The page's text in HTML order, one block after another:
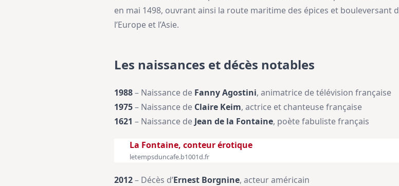
en mai 1498, ouvrant ainsi la route maritime des épices et bouleversant
l’Europe et l’Asie.
Les naissances et décès notables
1988– Naissance de Fanny Agostini, animatrice de télévision française
1975– Naissance de Claire Keim, actrice et chanteuse française
1621 – Naissance de Jean de la Fontaine, poète fabuliste français
La Fontaine, conteur érotique
letempsduncafe.b1001d.fr
2012– Décès d’Ernest Borgnine, acteur américain